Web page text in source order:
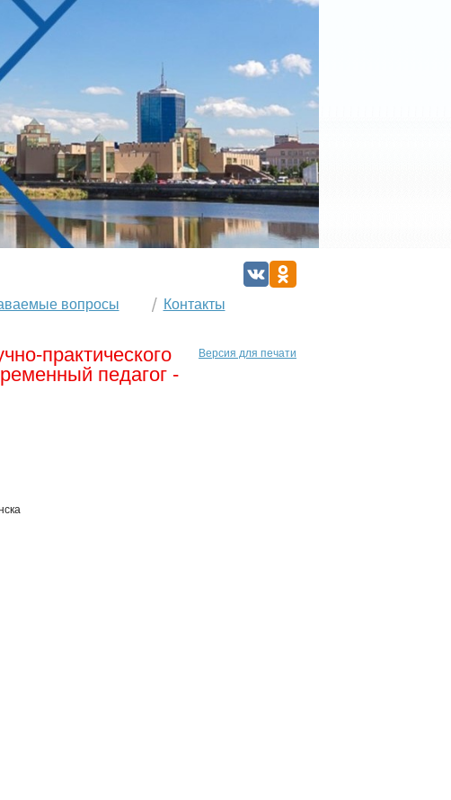
вопросы Контакты
Версия для печати
практического
педагог -